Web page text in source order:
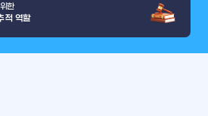
한
적 역할